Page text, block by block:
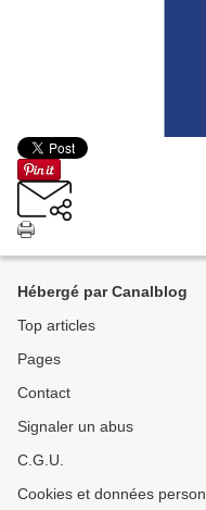
Hébergé par Canalblog
Top articles
Pages
Contact
Signaler un abus
C.G.U.
Cookies et données